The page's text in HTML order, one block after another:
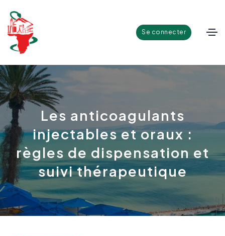
Se connecter
Les anticoagulants
injectables et oraux :
règles de dispensation et
suivi thérapeutique